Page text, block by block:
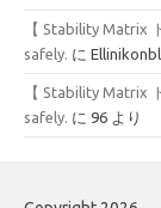
【 Stability Matrix
safely. に
【 Stability Matrix
safely. に 96 より